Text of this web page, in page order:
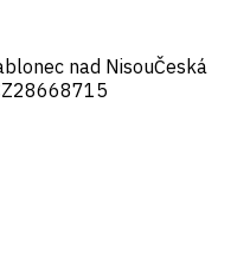
nad NisouČeská